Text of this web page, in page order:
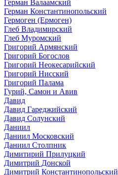
Герман Валаамский
Герман Константинопольский
Гермоген (Ермоген)
Глеб Владимирский
Глеб Муромский
Григорий Армянский
Григорий Богослов
Григорий Неокесарийский
Григорий Нисский
Григорий Палама
Гурий, Самон и Авив
Давид
Давид Гареджийский
Давид Солунский
Даниил
Даниил Московский
Даниил Столпник
Димитирий Прилуцкий
Димитрий Донской
Димитрий Константинопольский